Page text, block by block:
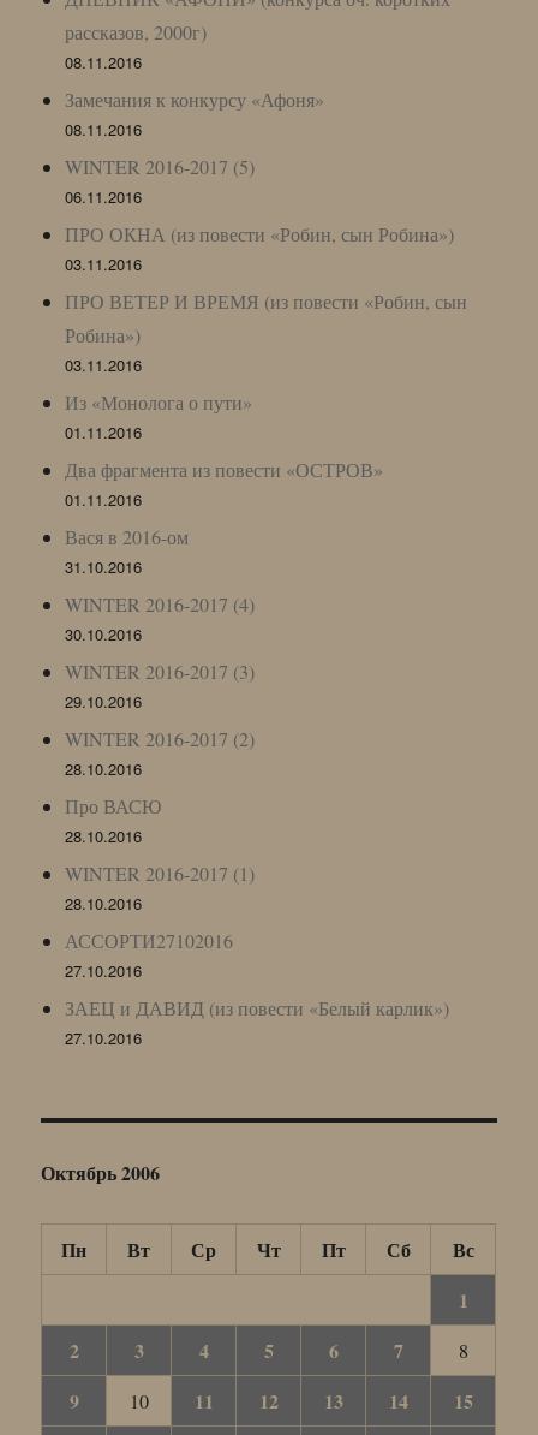
рассказов, 2000г)
08.11.2016
Замечания к конкурсу «Афоня»
08.11.2016
WINTER 2016-2017 (5)
06.11.2016
ПРО ОКНА (из повести «Робин, сын Робина»)
03.11.2016
ПРО ВЕТЕР И ВРЕМЯ (из повести «Робин, сын
Робина»)
03.11.2016
Из «Монолога о пути»
01.11.2016
Два фрагмента из повести «ОСТРОВ»
01.11.2016
Вася в 2016-ом
31.10.2016
WINTER 2016-2017 (4)
30.10.2016
WINTER 2016-2017 (3)
29.10.2016
WINTER 2016-2017 (2)
28.10.2016
Про ВАСЮ
28.10.2016
WINTER 2016-2017 (1)
28.10.2016
АССОРТИ27102016
27.10.2016
ЗАЕЦ и ДАВИД (из повести «Белый карлик»)
27.10.2016
Октябрь 2006
Пн Вт Ср Чт Пт Сб
Вс
1
2
3 4 5 6 7 8
9 10 11 12 13 14
15